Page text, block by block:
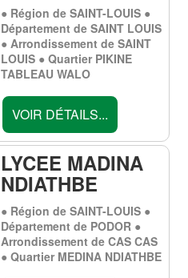
● Région de SAINT-LOUIS ●
Département de SAINT LOUIS
● Arrondissement de SAINT
LOUIS ● Quartier PIKINE
TABLEAU WALO
VOIR DÉTAILS...
LYCEE MADINA
NDIATHBE
● Région de SAINT-LOUIS ●
Département de PODOR ●
Arrondissement de CAS CAS
● Quartier MEDINA NDIATHBE